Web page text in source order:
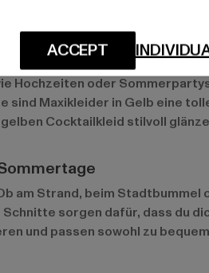
Anlässe
Hochzeiten oder
Maxikleider in Gelb eine
Cocktailkleid stilvoll
am Strand, beim
sorgen dafür, dass du
und passen sowohl zu
ACCEPT